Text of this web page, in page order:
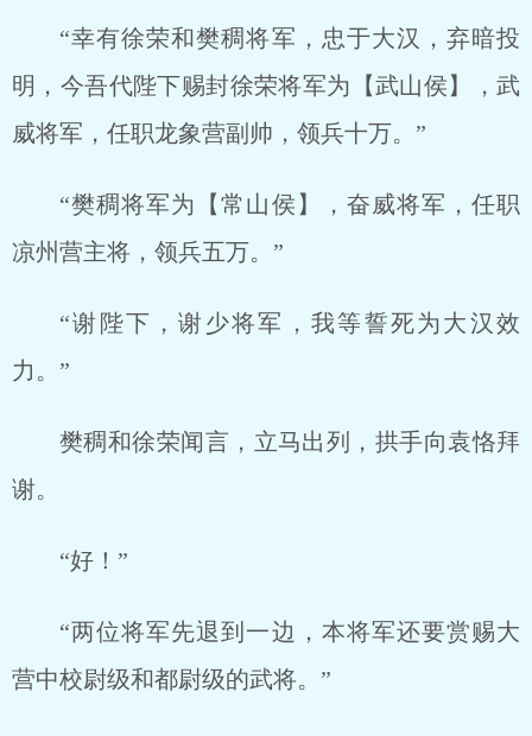
“幸有徐荣和樊稠将军，忠于大汉，弃暗投
明，今吾代陛下赐封徐荣将军为【武山侯】，武
威将军，任职龙象营副帅，领兵十万。”
“樊稠将军为【常山侯】，奋威将军，任职
凉州营主将，领兵五万。”
“谢陛下，谢少将军，我等誓死为大汉效
力。”
樊稠和徐荣闻言，立马出列，拱手向袁恪拜
谢。
“好！”
“两位将军先退到一边，本将军还要赏赐大
营中校尉级和都尉级的武将。”